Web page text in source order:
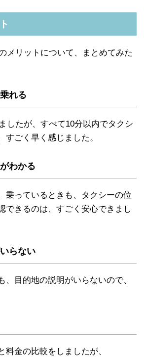
メリットについて、まとめてみた
れる
したが、すべて10分以内でタクシ
すごく早く感じました。
わかる
乗っているときも、タクシーの位
できるのは、すごく安心できまし
らない
、目的地の説明がいらないので、
料金の比較をしましたが、